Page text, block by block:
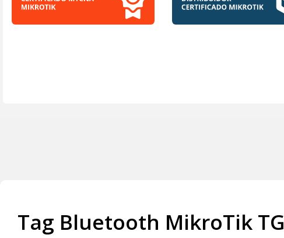
Tag Bluetooth MikroTik